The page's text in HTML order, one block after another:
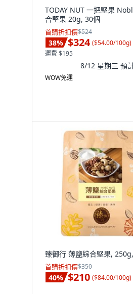
TODAY NUT 一把堅果
合堅果 20g, 30個
首購折扣價$524
38% $324 ($54.00/100g)
運費 $195
8/12 星期三 預
WOW免運
臻御行 薄鹽綜合堅果,
首購折扣價$350
40% $210 ($84.00/100g)